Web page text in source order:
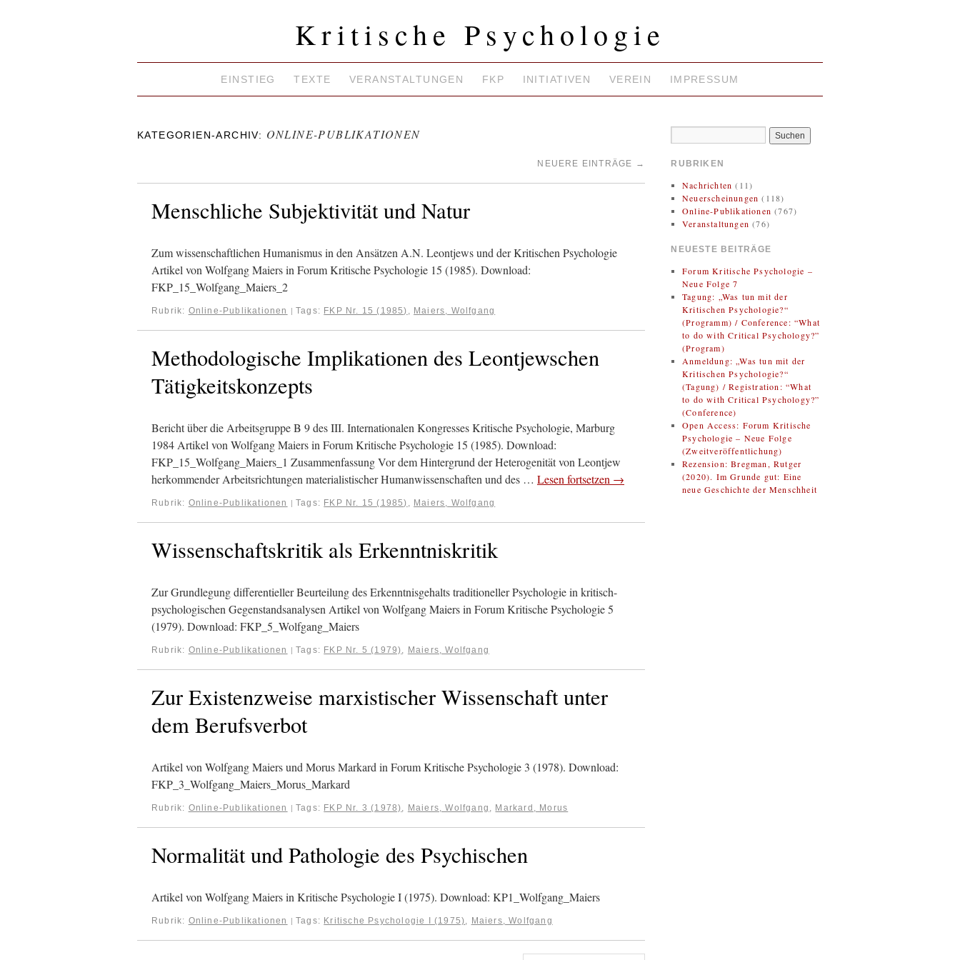
Kritische Psychologie
EINSTIEG TEXTE VERANSTALTUNGEN FKP INITIATIVEN VEREIN IMPRESSUM
KATEGORIEN-ARCHIV: ONLINE-PUBLIKATIONEN
NEUERE EINTRÄGE →
Menschliche Subjektivität und Natur
Zum wissenschaftlichen Humanismus in den Ansätzen A.N. Leontjews und der Kritischen Psychologie
Artikel von Wolfgang Maiers in Forum Kritische Psychologie 15 (1985). Download:
FKP_15_Wolfgang_Maiers_2
Rubrik: Online-Publikationen | Tags: FKP Nr. 15 (1985) , Maiers, Wolfgang
Methodologische Implikationen des Leontjewschen
Tätigkeitskonzepts
Bericht über die Arbeitsgruppe B 9 des III. Internationalen Kongresses Kritische Psychologie, Marburg
1984 Artikel von Wolfgang Maiers in Forum Kritische Psychologie 15 (1985). Download:
FKP_15_Wolfgang_Maiers_1 Zusammenfassung Vor dem Hintergrund der Heterogenität von Leontjew
herkommender Arbeitsrichtungen materialistischer Humanwissenschaften und des … Lesen fortsetzen →
Rubrik: Online-Publikationen | Tags: FKP Nr. 15 (1985) , Maiers, Wolfgang
Wissenschaftskritik als Erkenntniskritik
Zur Grundlegung differentieller Beurteilung des Erkenntnisgehalts traditioneller Psychologie in kritisch-
psychologischen Gegenstandsanalysen Artikel von Wolfgang Maiers in Forum Kritische Psychologie 5
(1979). Download: FKP_5_Wolfgang_Maiers
Rubrik: Online-Publikationen | Tags: FKP Nr. 5 (1979), Maiers, Wolfgang
Zur Existenzweise marxistischer Wissenschaft unter
dem Berufsverbot
Artikel von Wolfgang Maiers und Morus Markard in Forum Kritische Psychologie 3 (1978). Download:
FKP_3_Wolfgang_Maiers_Morus_Markard
Rubrik: Online-Publikationen | Tags: FKP Nr. 3 (1978), Maiers, Wolfgang , Markard, Morus
Normalität und Pathologie des Psychischen
Artikel von Wolfgang Maiers in Kritische Psychologie I (1975). Download: KP1_Wolfgang_Maiers
Rubrik: Online-Publikationen | Tags: Kritische Psychologie I (1975), Maiers, Wolfgang
RUBRIKEN
Nachrichten (11)
Neuerscheinungen (118)
Online-Publikationen (767)
Veranstaltungen (76)
NEUESTE BEITRÄGE
Forum Kritische Psychologie –
Neue Folge 7
Tagung: „Was tun mit der
Kritischen Psychologie?“
(Programm) / Conference: “What
to do with Critical Psychology?”
(Program)
Anmeldung: „Was tun mit der
Kritischen Psychologie?“
(Tagung) / Registration: “What
to do with Critical Psychology?”
(Conference)
Open Access: Forum Kritische
Psychologie – Neue Folge
(Zweitveröffentlichung)
Rezension: Bregman, Rutger
(2020). Im Grunde gut: Eine
neue Geschichte der Menschheit